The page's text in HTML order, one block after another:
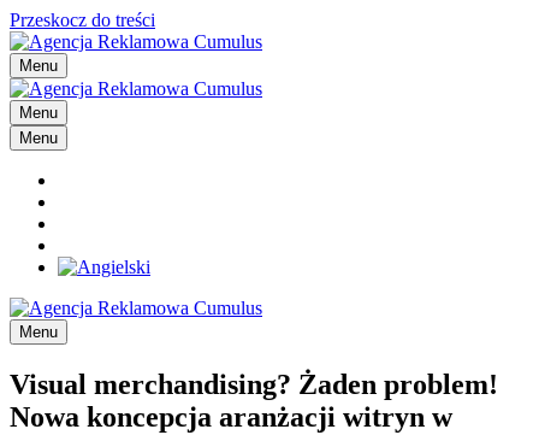
Przeskocz do treści
Menu
Menu
Menu
Menu
Visual merchandising? Żaden problem!
Nowa koncepcja aranżacji witryn w